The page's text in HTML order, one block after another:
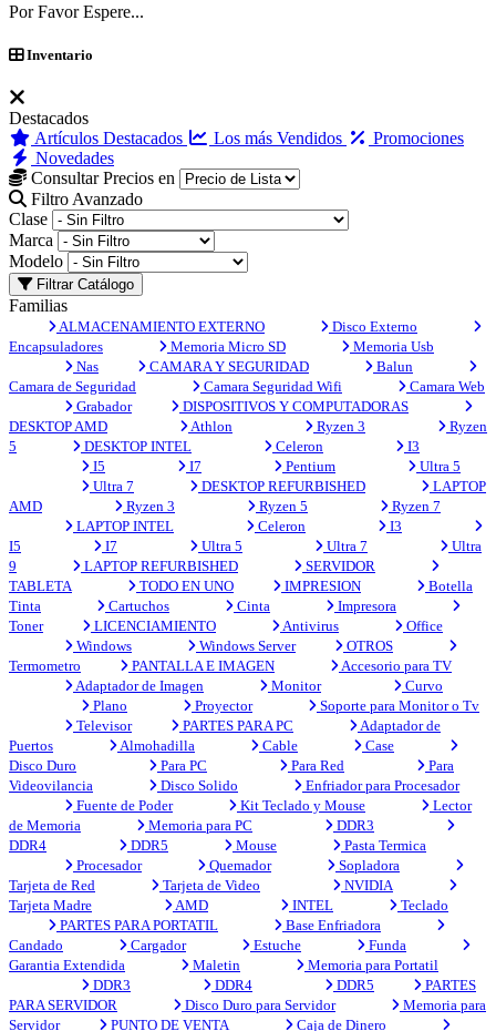
Por Favor Espere...
Inventario
Destacados
Artículos Destacados
Los más Vendidos
Promociones
Novedades
Consultar Precios en
Filtro Avanzado
Clase
Marca
Modelo
Filtrar Catálogo
Familias
ALMACENAMIENTO EXTERNO
Disco Externo
Encapsuladores
Memoria Micro SD
Memoria Usb
Nas
CAMARA Y SEGURIDAD
Balun
Camara de Seguridad
Camara Seguridad Wifi
Camara Web
Grabador
DISPOSITIVOS Y COMPUTADORAS
DESKTOP AMD
Athlon Ryzen 3
Ryzen
5
DESKTOP INTEL Celeron
I3
I5
I7 Pentium
Ultra 5
Ultra 7
DESKTOP REFURBISHED
LAPTOP
AMD
Ryzen 3 Ryzen 5
Ryzen 7
LAPTOP INTEL
Celeron
I3
I5
I7 Ultra 5 Ultra 7
Ultra
9
LAPTOP REFURBISHED
SERVIDOR
TABLETA
TODO EN UNO IMPRESION
Botella
Tinta
Cartuchos Cinta
Impresora
Toner
LICENCIAMIENTO Antivirus
Office
Windows
Windows Server
OTROS
Termometro
PANTALLA E IMAGEN
Accesorio para TV
Adaptador de Imagen
Monitor
Curvo
Plano
Proyector
Soporte para Monitor o Tv
Televisor
PARTES PARA PC
Adaptador de
Puertos
Almohadilla Cable
Case
Disco Duro
Para PC Para Red
Para
Videovilancia
Disco Solido
Enfriador para Procesador
Fuente de Poder
Kit Teclado y Mouse
Lector
de Memoria
Memoria para PC
DDR3
DDR4
DDR5 Mouse
Pasta Termica
Procesador
Quemador
Sopladora
Tarjeta de Red
Tarjeta de Video
NVIDIA
Tarjeta Madre
AMD INTEL
Teclado
PARTES PARA PORTATIL
Base Enfriadora
Candado
Cargador Estuche
Funda
Garantia Extendida
Maletin
Memoria para Portatil
DDR3
DDR4 DDR5
PARTES
PARA SERVIDOR
Disco Duro para Servidor
Memoria para
Servidor
PUNTO DE VENTA Caja de Dinero